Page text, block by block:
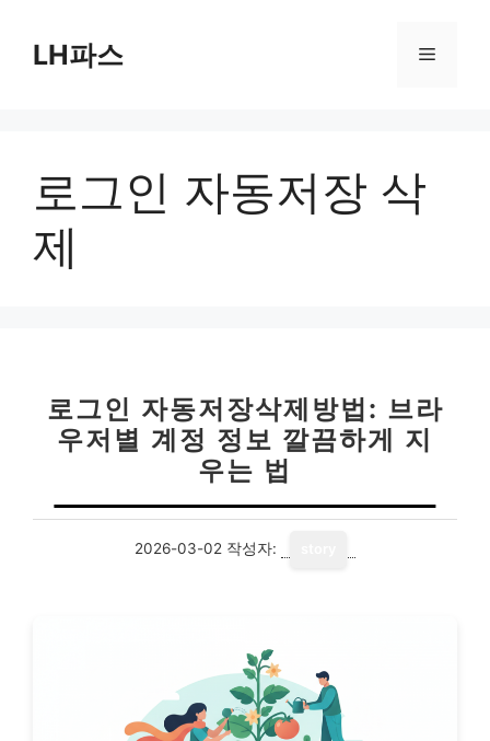
LH파스 메
로그인 자동저장 삭
제
로그인 자동저장삭제방법: 브라
우저별 계정 정보 깔끔하게 지
우는 법
2026-03-02 작성자: